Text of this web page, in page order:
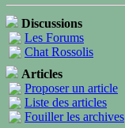
Discussions
Les Forums
Chat Rossolis
Articles
Proposer un article
Liste des articles
Fouiller les archives